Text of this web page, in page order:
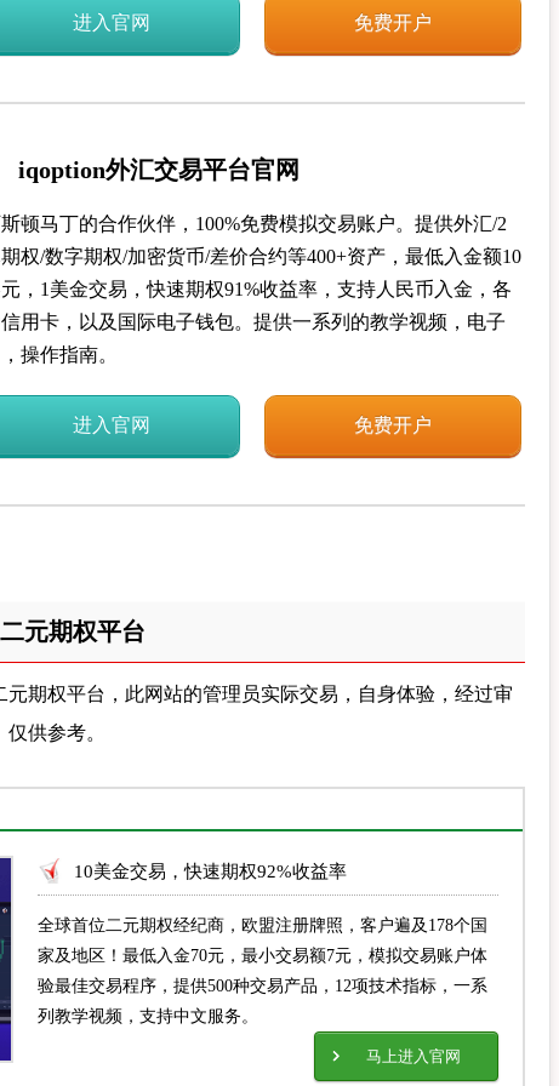
进入官网 免费开户
iqoption外汇交易平台官网
顿马丁的合作伙伴，100%免费模拟交易账户。提供外汇/2
权/数字期权/加密货币/差价合约等400+资产，最低入金额10
，1美金交易，快速期权91%收益率，支持人民币入金，各
用卡，以及国际电子钱包。提供一系列的教学视频，电子
操作指南。
进入官网 免费开户
元期权平台
期权平台，此网站的管理员实际交易，自身体验，经过审
供参考。
10美金交易，快速期权92%收益率
全球首位二元期权经纪商，欧盟注册牌照，客户遍及178个国
家及地区！最低入金70元，最小交易额7元，模拟交易账户体
验最佳交易程序，提供500种交易产品，12项技术指标，一系
列教学视频，支持中文服务。
马上进入官网